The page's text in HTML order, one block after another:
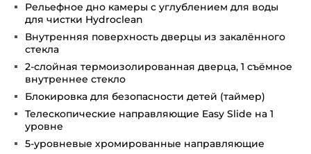
Рельефное дно камеры с углублением для воды
для чистки Hydroclean
Внутренняя поверхность дверцы из закалённого
стекла
2-слойная термоизолированная дверца, 1 съёмное
внутреннее стекло
Блокировка для безопасности детей (таймер)
Телескопические направляющие Easy Slide на 1
уровне
5-уровневые хромированные направляющие